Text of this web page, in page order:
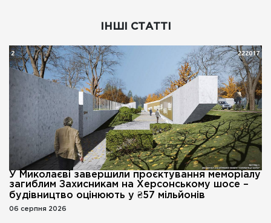
ІНШІ СТАТТІ
У Миколаєві завершили проєктування меморіалу
загиблим Захисникам на Херсонському шосе –
будівництво оцінюють у ₴57 мільйонів
06 серпня 2026